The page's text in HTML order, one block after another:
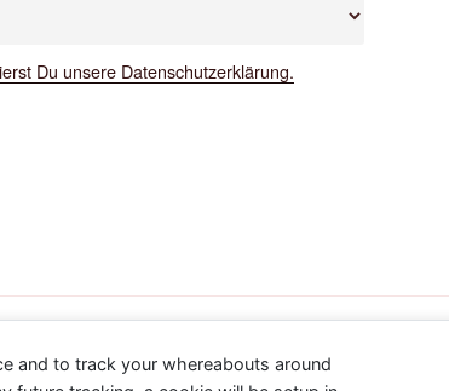
Du unsere Datenschutzerklärung.
and to track your whereabouts around